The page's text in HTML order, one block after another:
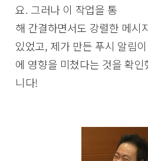
요. 그러나 이 작업을 통
해 간결하면서도 강렬한 메시
있었고, 제가 만든 푸시 알림
에 영향을 미쳤다는 것을 확
니다!